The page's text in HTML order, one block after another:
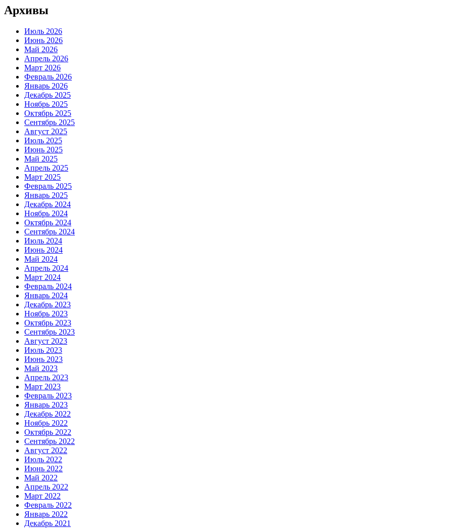
Архивы
Июль 2026
Июнь 2026
Май 2026
Апрель 2026
Март 2026
Февраль 2026
Январь 2026
Декабрь 2025
Ноябрь 2025
Октябрь 2025
Сентябрь 2025
Август 2025
Июль 2025
Июнь 2025
Май 2025
Апрель 2025
Март 2025
Февраль 2025
Январь 2025
Декабрь 2024
Ноябрь 2024
Октябрь 2024
Сентябрь 2024
Июль 2024
Июнь 2024
Май 2024
Апрель 2024
Март 2024
Февраль 2024
Январь 2024
Декабрь 2023
Ноябрь 2023
Октябрь 2023
Сентябрь 2023
Август 2023
Июль 2023
Июнь 2023
Май 2023
Апрель 2023
Март 2023
Февраль 2023
Январь 2023
Декабрь 2022
Ноябрь 2022
Октябрь 2022
Сентябрь 2022
Август 2022
Июль 2022
Июнь 2022
Май 2022
Апрель 2022
Март 2022
Февраль 2022
Январь 2022
Декабрь 2021